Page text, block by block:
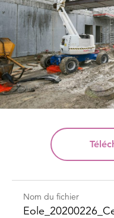
Nom du fichier